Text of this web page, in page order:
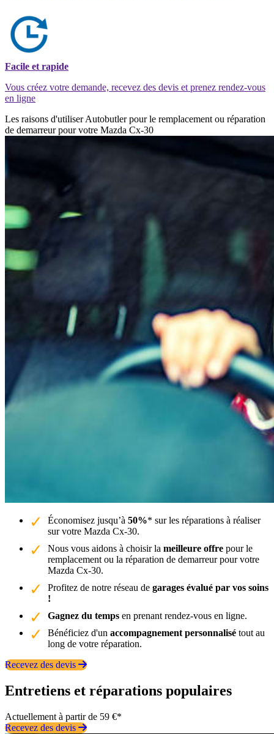
Facile et rapide
Vous créez votre demande, recevez des devis et prenez rendez-vous
en ligne
Les raisons d'utiliser Autobutler pour le remplacement ou réparation
de demarreur pour votre Mazda Cx-30
Économisez jusqu’à 50%* sur les réparations à réaliser
sur votre Mazda Cx-30.
Nous vous aidons à choisir la meilleure offre pour le
remplacement ou la réparation de demarreur pour votre
Mazda Cx-30.
Profitez de notre réseau de garages évalué par vos soins
!
Gagnez du temps en prenant rendez-vous en ligne.
Bénéficiez d'un accompagnement personnalisé tout au
long de votre réparation.
Recevez des devis
Entretiens et réparations populaires
Actuellement à partir de 59 €*
Recevez des devis